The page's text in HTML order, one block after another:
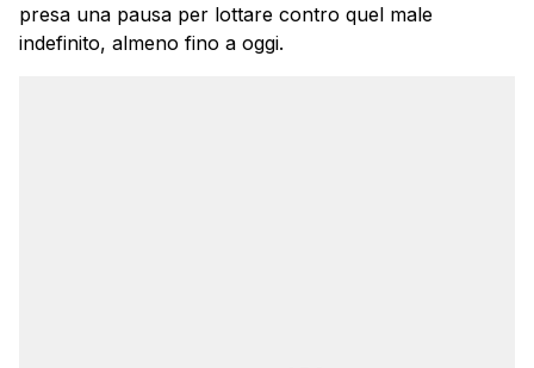
presa una pausa per lottare contro quel male
indefinito, almeno fino a oggi.